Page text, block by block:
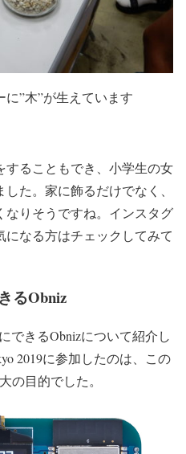
”木”が生えています
することもでき、小学生の女
た。家に飾るだけでなく、
なりそうですね。インスタグ
なる方はチェックしてみて
るObniz
できるObnizについて紹介し
2019に参加したのは、この
の目的でした。